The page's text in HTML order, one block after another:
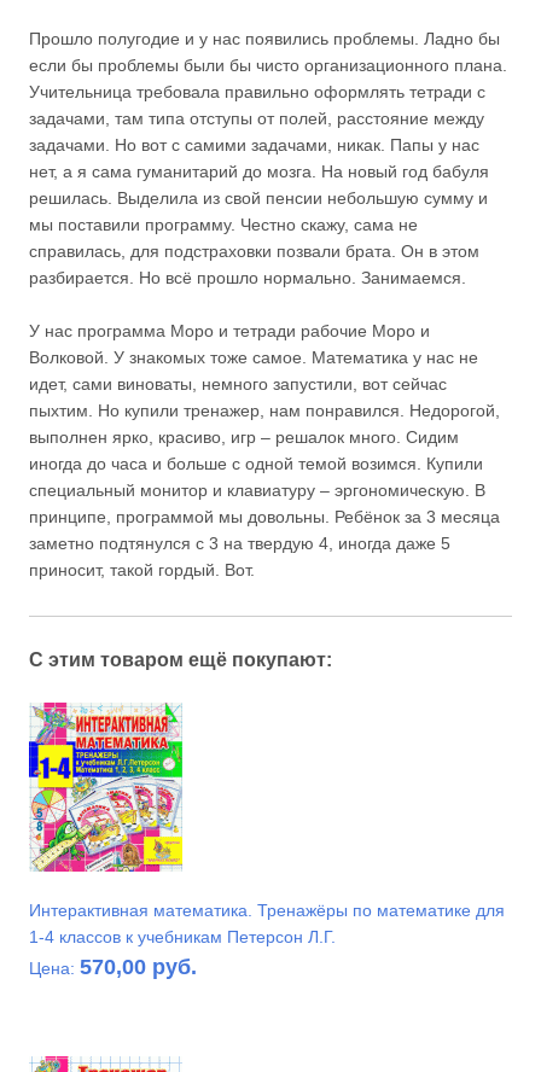
Прошло полугодие и у нас появились проблемы. Ладно бы
если бы проблемы были бы чисто организационного плана.
Учительница требовала правильно оформлять тетради с
задачами, там типа отступы от полей, расстояние между
задачами. Но вот с самими задачами, никак. Папы у нас
нет, а я сама гуманитарий до мозга. На новый год бабуля
решилась. Выделила из свой пенсии небольшую сумму и
мы поставили программу. Честно скажу, сама не
справилась, для подстраховки позвали брата. Он в этом
разбирается. Но всё прошло нормально. Занимаемся.
У нас программа Моро и тетради рабочие Моро и
Волковой. У знакомых тоже самое. Математика у нас не
идет, сами виноваты, немного запустили, вот сейчас
пыхтим. Но купили тренажер, нам понравился. Недорогой,
выполнен ярко, красиво, игр – решалок много. Сидим
иногда до часа и больше с одной темой возимся. Купили
специальный монитор и клавиатуру – эргономическую. В
принципе, программой мы довольны. Ребёнок за 3 месяца
заметно подтянулся с 3 на твердую 4, иногда даже 5
приносит, такой гордый. Вот.
С этим товаром ещё покупают:
Интерактивная математика. Тренажёры по математике для
1-4 классов к учебникам Петерсон Л.Г.
Цена: 570,00 руб.